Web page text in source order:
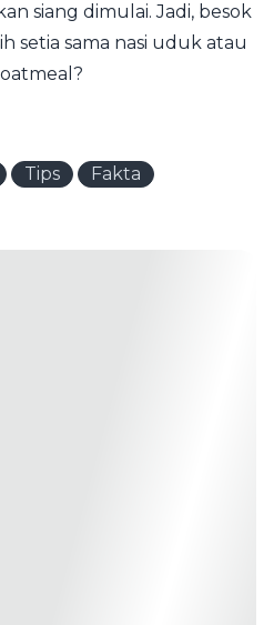
siang dimulai. Jadi, besok
setia sama nasi uduk atau
Tips
Fakta